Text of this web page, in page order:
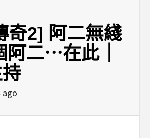
奇2] 阿二無綫
阿二⋯在此｜
ago